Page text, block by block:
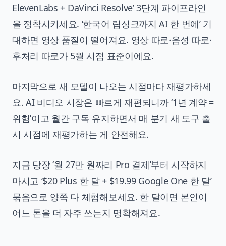
ElevenLabs + DaVinci Resolve’ 3단계 파이프라인
을 정착시키세요. ‘한국어 립싱크까지 AI 한 번에’ 기
대하면 영상 품질이 떨어져요. 영상 따로·음성 따로·
후처리 따로가 5월 시점 표준이에요.
마지막으로 새 모델이 나오는 시점마다 재평가하세
요. AI 비디오 시장은 빠르게 재편되니까 ‘1년 계약 =
위험’이고 월간 구독 유지하면서 매 분기 새 도구 출
시 시점에 재평가하는 게 안전해요.
지금 당장 ‘월 27만 원짜리 Pro 결제’부터 시작하지
마시고 ‘$20 Plus 한 달 + $19.99 Google One 한 달’
묶음으로 양쪽 다 체험해보세요. 한 달이면 본인이
어느 톤을 더 자주 쓰는지 명확해져요.